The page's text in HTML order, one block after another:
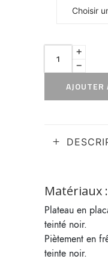
AJOUTER
Matériaux :
Plateau en
teinté noir.
Piètement en
teinte noir.